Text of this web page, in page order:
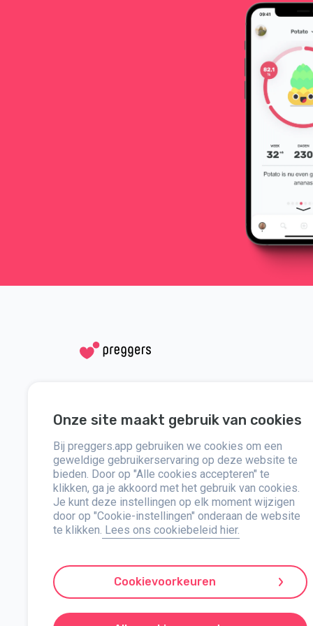
je heel serieus moet nemen. Jij en je
Instagram
Facebook
Neem contact
Over
Pers
Preggers, opgericht door het Zweedse app-studio Stroller
samenwerkingen met experts, hebben ze
updates, tips en tools voor elke fase van de
ondersteunt verschillende gezinsstructuren. Met
uitbreiden van haar aanbod om te voldoen aan de
Preggers is een geregistreerd merk van Stroller AB, Kivra:
Onze site maakt gebruik van cookies
Bij preggers.app gebruiken we cookies om een
geweldige gebruikerservaring op deze website te
bieden. Door op "Alle cookies accepteren" te
klikken, ga je akkoord met het gebruik van cookies.
Je kunt deze instellingen op elk moment wijzigen
door op "Cookie-instellingen" onderaan de website
te klikken. Lees ons cookiebeleid hier.
Cookievoorkeuren